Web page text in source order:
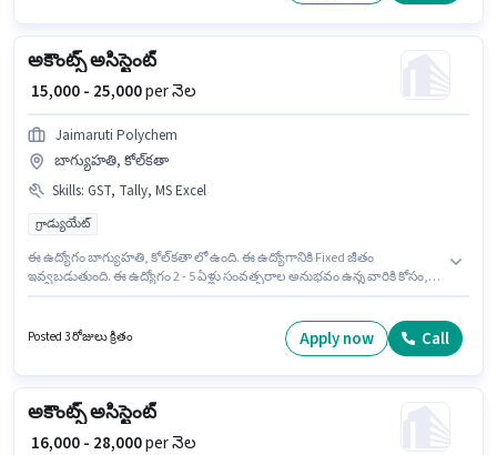
అకౌంట్స్ అసిస్టెంట్
₹ 15,000 - 25,000per నెల
Jaimaruti Polychem
బాగ్యుహతి, కోల్‌కతా
Skills: GST, Tally, MS Excel
గ్రాడ్యుయేట్
ఈ ఉద్యోగం బాగ్యుహతి, కోల్‌కతా లో ఉంది. ఈ ఉద్యోగానికి Fixed జీతం
ఇవ్వబడుతుంది. ఈ ఉద్యోగం 2 - 5 ఏళ్లు సంవత్సరాల అనుభవం ఉన్న వారికి కోసం,
గ్రాడ్యుయేట్ డిగ్రీ/సర్టిఫికెట్ కలిగి ఉండాలి. Jaimaruti Polychem అకౌంటెంట్
విభాగంలో అకౌంట్స్ అసిస్టెంట్ ఉద్యోగానికి క్రియాశీలకంగా నియామకం జరుగుతోంది.
Posted 3 రోజులు క్రితం Apply now Call
అకౌంట్స్ అసిస్టెంట్
₹ 16,000 - 28,000per నెల